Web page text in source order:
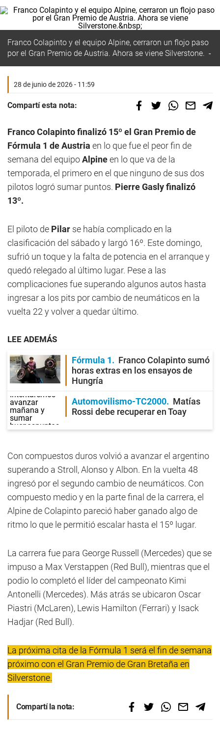
Franco Colapinto y el equipo Alpine, cerraron un flojo paso
por el Gran Premio de Austria. Ahora se viene Silverstone.
28 de junio de 2026 - 11:59
Compartí esta nota:
Franco Colapinto finalizó 15º el Gran Premio de
Fórmula 1 de Austria en lo que fue el peor fin de
semana del equipoAlpineen lo que va de la
temporada, el primero en el que ninguno de sus dos
pilotos logró sumar puntos. Pierre Gasly finalizó
13º.
El piloto de Pilar se había complicado en la
clasificación del sábado y largó 16º. Este domingo,
sufrió un toque y la falta de potencia en el arranque y
quedó relegado al último lugar. Pese a las
complicaciones fue superando algunos autos hasta
ingresar a los pits por cambio de neumáticos en la
vuelta 22 y volver a quedar último.
LEE ADEMÁS
Fórmula 1
Franco Colapinto sumó
horas extras en los ensayos de
Hungría
Automovilismo-TC2000
Matías
Rossi debe recuperar en Toay
Con compuestos duros volvió a avanzar el argentino
superando a Stroll, Alonso y Albon. En la vuelta 48
ingresó por el segundo cambio de neumáticos. Con
compuesto medio y en la parte final de la carrera, el
Alpine de Colapinto pareció haber ganado algo de
ritmo lo que le permitió escalar hasta el 15º lugar.
La carrera fue para George Russell (Mercedes) que se
impuso a Max Verstappen (Red Bull), mientras que el
podio lo completó el líder del campeonato Kimi
Antonelli (Mercedes). Más atrás se ubicaron Oscar
Piastri (McLaren), Lewis Hamilton (Ferrari) y Isack
Hadjar (Red Bull).
La próxima cita de la Fórmula 1 será el fin de semana
próximo con el Gran Premio de Gran Bretaña en
Silverstone.
Compartí la nota: